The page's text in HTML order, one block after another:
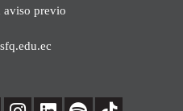
aviso previo